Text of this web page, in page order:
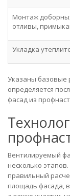
Монтаж
отливы,
Укладка
Указаны базовые
определяется
фасад из
Вентилируемый
несколько
правильный
площадь фасада,